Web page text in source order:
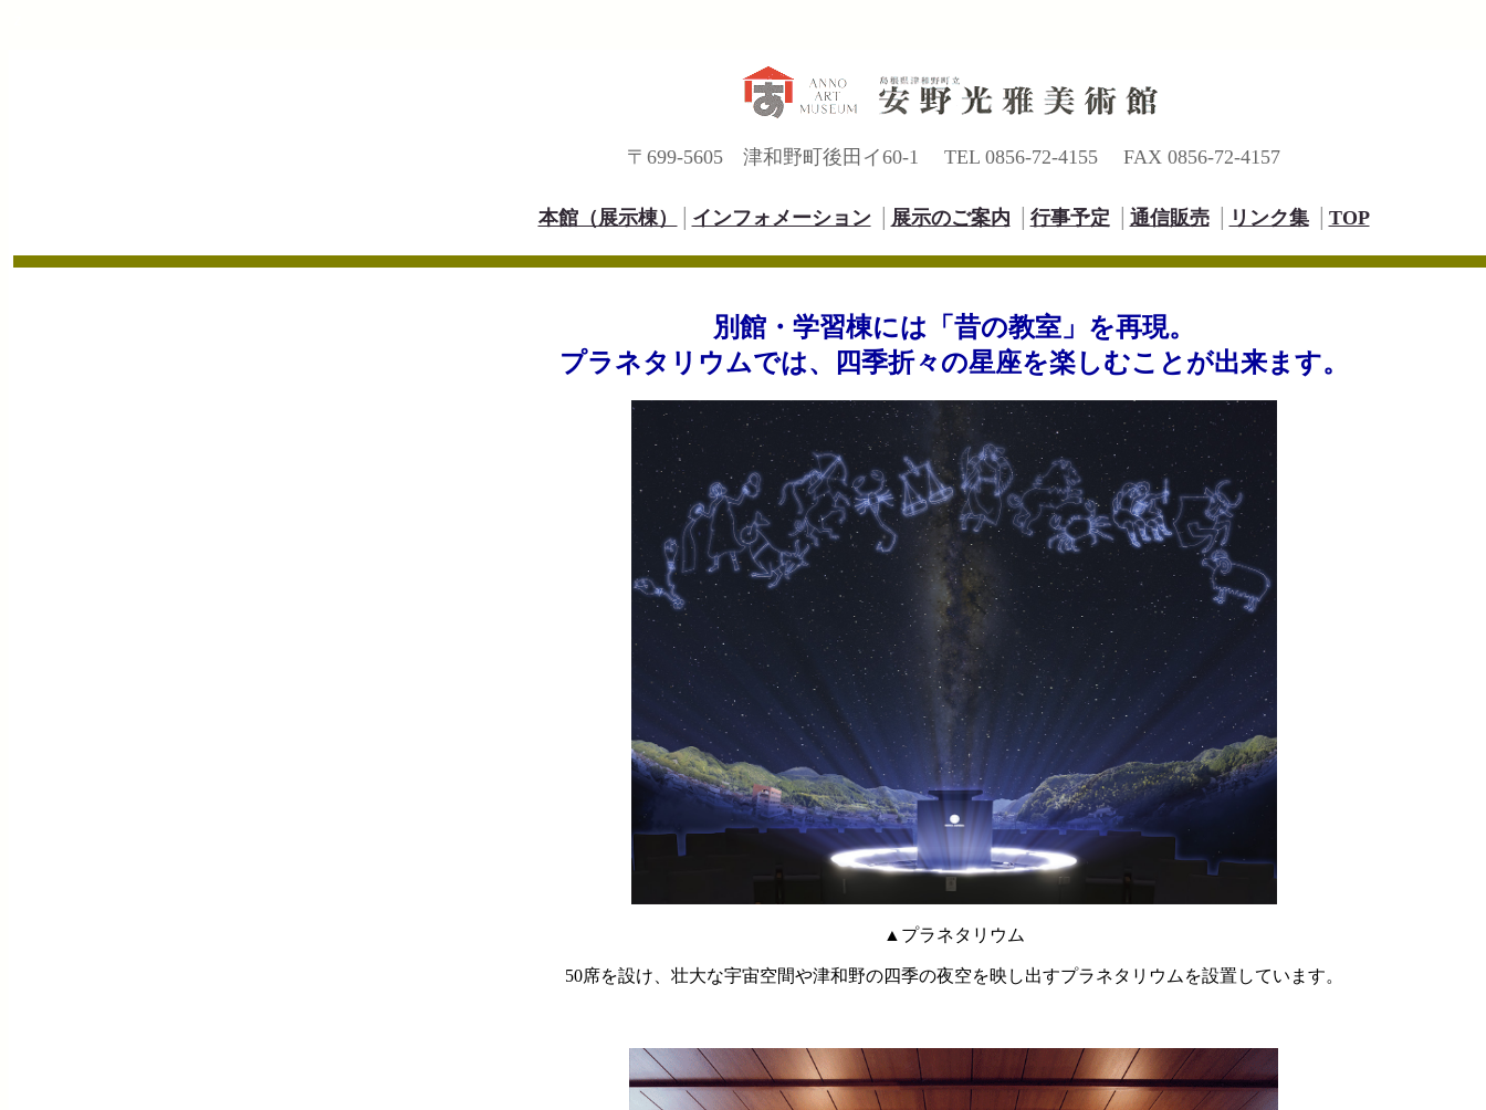
〒699-5605 津和野町後田イ60-1 TEL 0856-72-4155 FAX 0856-72-4157
本館（展示棟） インフォメーション 展示のご案内 行事予定 通信販売 リンク集 TOP
別館・学習棟には「昔の教室」を再現。
プラネタリウムでは、四季折々の星座を楽しむことが出来ます。
▲プラネタリウム
50席を設け、壮大な宇宙空間や津和野の四季の夜空を映し出すプラネタリウムを設置しています。